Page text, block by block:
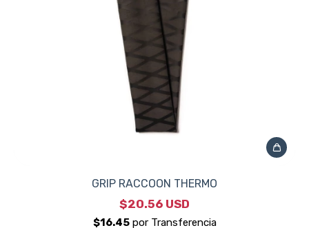
GRIP RACCOON THERMO
$20.56 USD